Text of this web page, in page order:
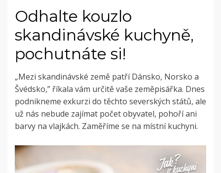
Odhalte kouzlo
skandinávské kuchyně,
pochutnáte si!
„Mezi skandinávské země patří Dánsko, Norsko a
Švédsko,” říkala vám určitě vaše zeměpisářka. Dnes
podnikneme exkurzi do těchto severských států, ale
už nás nebude zajímat počet obyvatel, pohoří ani
barvy na vlajkách. Zaměříme se na místní kuchyni.